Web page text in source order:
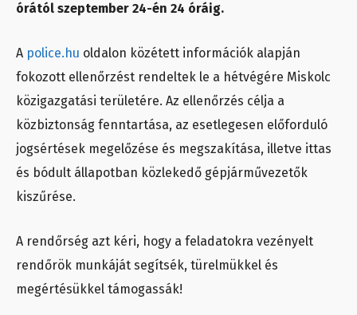
órától szeptember 24-én 24 óráig.
A police.hu oldalon közétett információk alapján
fokozott ellenőrzést rendeltek le a hétvégére Miskolc
közigazgatási területére. Az ellenőrzés célja a
közbiztonság fenntartása, az esetlegesen előforduló
jogsértések megelőzése és megszakítása, illetve ittas
és bódult állapotban közlekedő gépjárművezetők
kiszűrése.
A rendőrség azt kéri, hogy a feladatokra vezényelt
rendőrök munkáját segítsék, türelmükkel és
megértésükkel támogassák!